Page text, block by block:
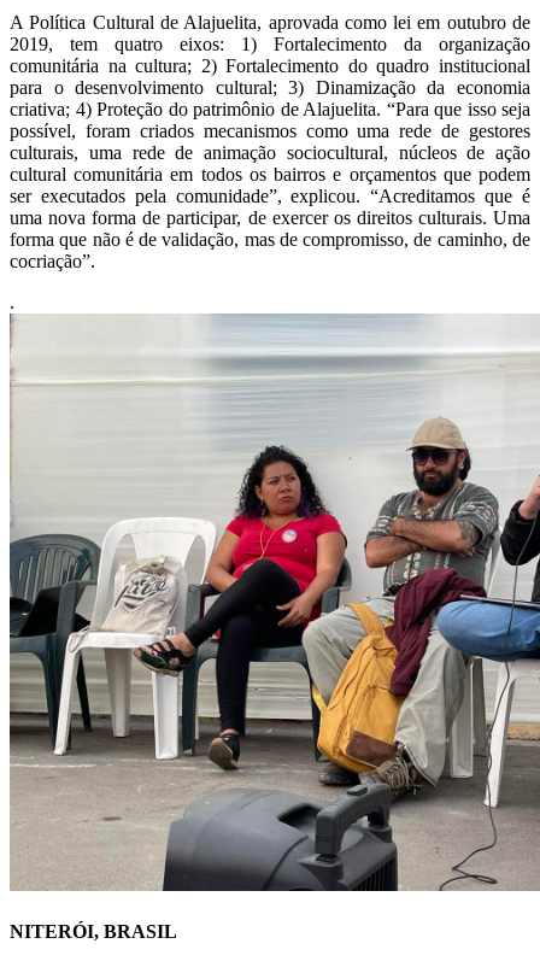
A Política Cultural de Alajuelita, aprovada como lei em outubro de
2019, tem quatro eixos: 1) Fortalecimento da organização
comunitária na cultura; 2) Fortalecimento do quadro institucional
para o desenvolvimento cultural; 3) Dinamização da economia
criativa; 4) Proteção do patrimônio de Alajuelita. “Para que isso seja
possível, foram criados mecanismos como uma rede de gestores
culturais, uma rede de animação sociocultural, núcleos de ação
cultural comunitária em todos os bairros e orçamentos que podem
ser executados pela comunidade”, explicou. “Acreditamos que é
uma nova forma de participar, de exercer os direitos culturais. Uma
forma que não é de validação, mas de compromisso, de caminho, de
cocriação”.
.
NITERÓI, BRASIL